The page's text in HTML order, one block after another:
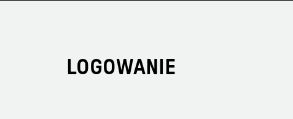
LOGOWANIE